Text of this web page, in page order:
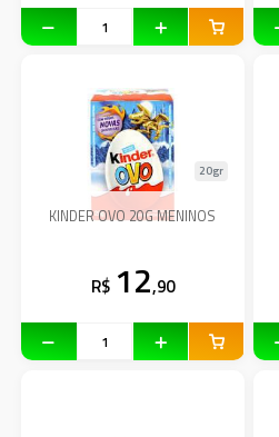
KINDER OVO 20G MENINOS
20gr
R$ 12,90